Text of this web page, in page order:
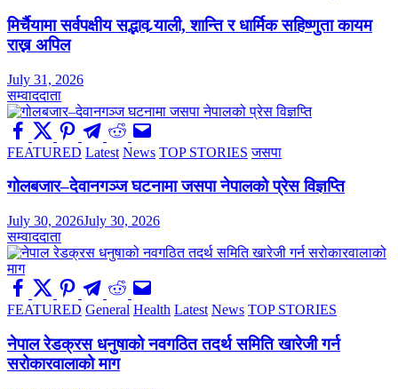
मिर्चैयामा सर्वपक्षीय सद्भाव र्‍याली, शान्ति र धार्मिक सहिष्णुता कायम
राख्न अपिल
July 31, 2026
सम्वाददाता
FEATURED Latest News TOP STORIES जसपा
गोलबजार–देवानगञ्ज घटनामा जसपा नेपालको प्रेस विज्ञप्ति
July 30, 2026July 30, 2026
सम्वाददाता
FEATURED General Health Latest News TOP STORIES
नेपाल रेडक्रस धनुषाको नवगठित तदर्थ समिति खारेजी गर्न
सरोकारवालाको माग